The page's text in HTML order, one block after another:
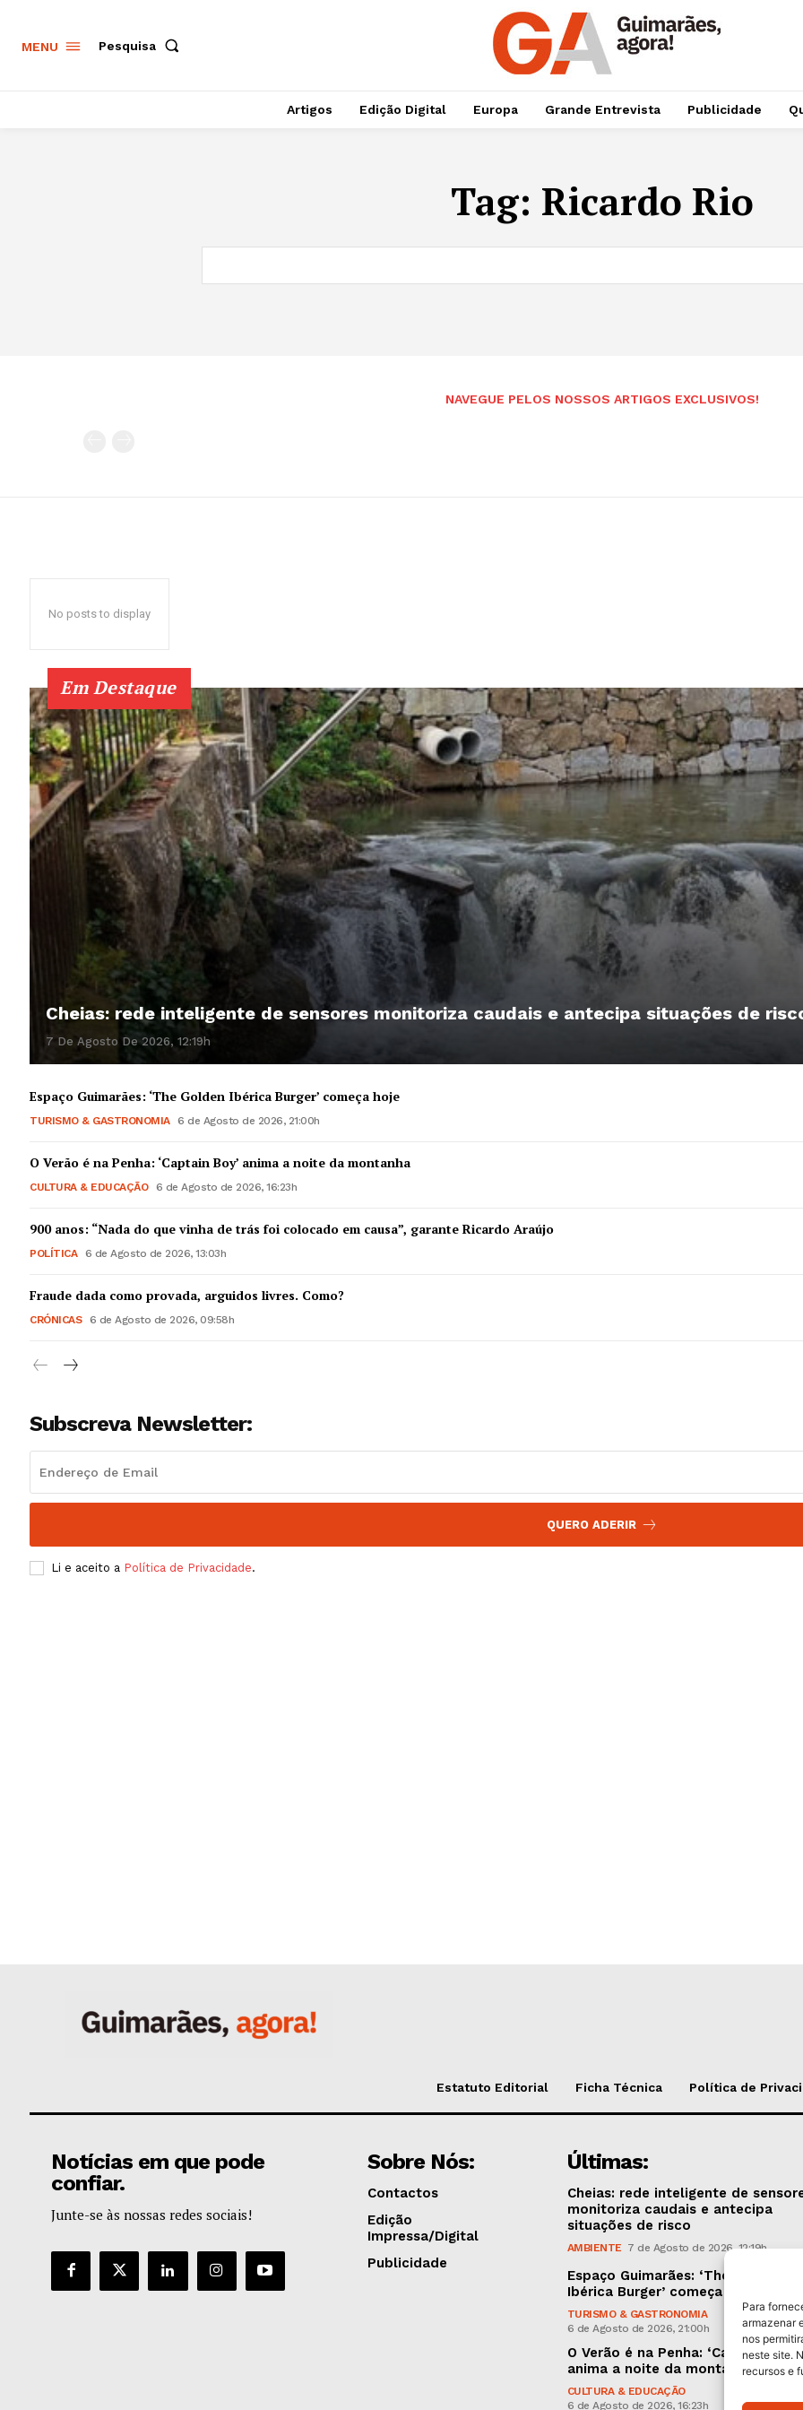
Guimarães, agora!
Para
armazenar
nos
neste site.
recursos e
MENU Pesquisa
Artigos Edição Digital Europa Grande Entrevista Publicidade
Tag: Ricardo Rio
NAVEGUE PELOS NOSSOS ARTIGOS EXCLUSIVOS!
No posts to display
Em Destaque
Cheias: rede inteligente de sensores monitoriza caudais e antecipa situações de
7 De Agosto De 2026, 12:19h
Espaço Guimarães: ‘The Golden Ibérica Burger’ começa hoje
TURISMO & GASTRONOMIA 6 de Agosto de 2026, 21:00h
O Verão é na Penha: ‘Captain Boy’ anima a noite da montanha
CULTURA & EDUCAÇÃO 6 de Agosto de 2026, 16:23h
900 anos: “Nada do que vinha de trás foi colocado em causa”, garante Ricardo Araújo
POLÍTICA 6 de Agosto de 2026, 13:03h
Fraude dada como provada, arguidos livres. Como?
CRÓNICAS 6 de Agosto de 2026, 09:58h
Subscreva Newsletter:
QUERO ADERIR
Li e aceito a Política de Privacidade.
Estatuto Editorial Ficha Técnica Política de
Notícias em que pode
confiar.
Junte-se às nossas redes sociais!
Sobre Nós:
Contactos
Edição
Impressa/Digital
Publicidade
Últimas:
Cheias: rede inteligente de
monitoriza caudais e antecipa
situações de risco
AMBIENTE 7 de Agosto de 2026, 12:19h
Espaço Guimarães: ‘The Golden
Ibérica Burger’ começa hoje
TURISMO & GASTRONOMIA
6 de Agosto de 2026, 21:00h
O Verão é na Penha: ‘Captain Boy’
anima a noite da montanha
CULTURA & EDUCAÇÃO
6 de Agosto de 2026, 16:23h